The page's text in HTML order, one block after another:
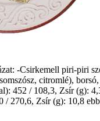
-Csirkemell piri-piri
citromlé),
452 / 108,3, Zsír (g):
/ 270,6, Zsír (g): 10,8